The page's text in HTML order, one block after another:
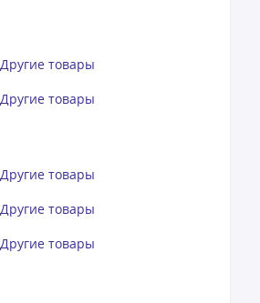
Другие товары
Другие товары
Другие товары
Другие товары
Другие товары